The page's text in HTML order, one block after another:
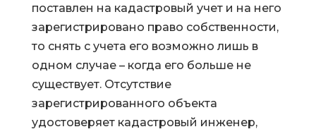
поставлен на кадастровый учет и на него
зарегистрировано право собственности,
то снять с учета его возможно лишь в
одном случае – когда его больше не
существует. Отсутствие
зарегистрированного объекта
удостоверяет кадастровый инженер,